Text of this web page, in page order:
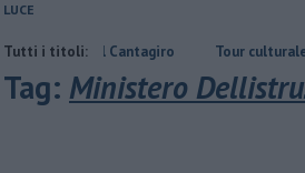
LUCE
Tutti i titoli:
del Cantagiro Tour culturale
Tag: Ministero